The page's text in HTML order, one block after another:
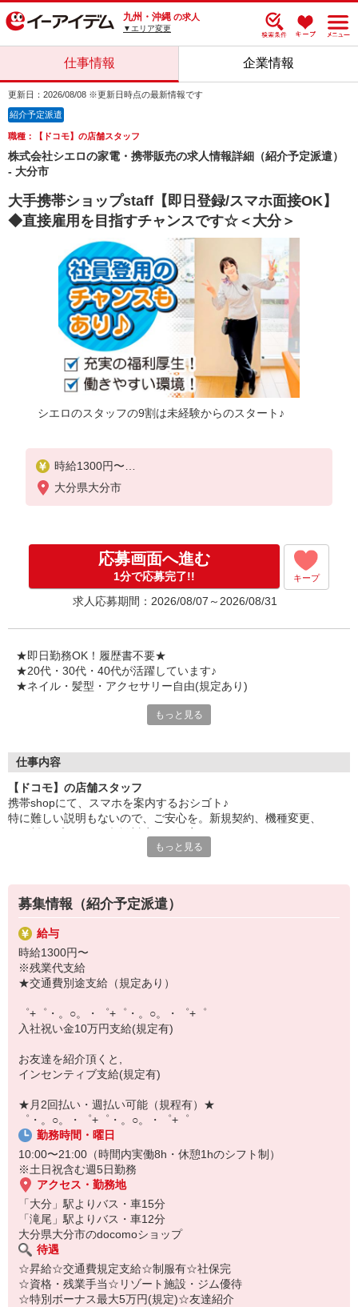
九州・沖縄 の求人
▼エリア変更
仕事情報 企業情報
更新日：2026/08/08 ※更新日時点の最新情報です
紹介予定派遣
職種：【ドコモ】の店舗スタッフ
株式会社シエロの家電・携帯販売の求人情報詳細（紹介予定派遣）
- 大分市
大手携帯ショップstaff【即日登録/スマホ面接OK】
◆直接雇用を目指すチャンスです☆＜大分＞
シエロのスタッフの9割は未経験からのスタート♪
時給1300円〜
※残業代支給
★交通費別途支給（規定あり）
入社祝い金10万円支給(規定有)
お友達を紹介頂くと,
インセンティブ支給(規定有)
゜・。○。・゜+゜・。○。・゜+゜
大分県大分市
応募画面へ進む
1分で応募完了!! キープ
求人応募期間：2026/08/07～2026/08/31
★即日勤務OK！履歴書不要★
★20代・30代・40代が活躍しています♪
★ネイル・髪型・アクセサリー自由(規定あり)
各キャリアの新機種が特別価格で購入OK！！
特別割引価格でご利用可能☆
お得に過ごしたいあなたの味方です♪
【選べるお仕事いろいろ】
事務、経理、データ入力、コールセンター、受付
▼工場・製造・軽作業系
機械/食品製造・梱包・仕分け・加工・組立・検査
▼美容系
眉毛サロンのアイブロウ・ネイリスト・エステ
▼営業・販売
法人営業・アパレル販売・個別指導塾・人材紹介
▼人気案件も多数♪
短期・期間限定・オープニング・官公庁案件
上場/優良/大手企業など
【スマホ面接実施中】
￣￣￣￣￣￣￣￣￣
自宅に居ながらスマホでカンタン面接OK！
オンライン面談なのでスピード対応。
即日登録もOK♪
気になった方はお気軽にご相談ください！
もっと見る
仕事内容
【ドコモ】の店舗スタッフ
携帯shopにて、スマホを案内するおシゴト♪
特に難しい説明もないので、ご安心を。新規契約、機種変更、
満足度◎
■携帯やインターネット販売業務
docomo(ドコモ)/au(エーユー)・KDDI/softbank(ソフトバンク)など
の大手キャリアから
ワイモバイル(Y!mobille)、楽天モバイル、UQなど格安スマホまで幅
広く紹介可能♪
もっと見る
募集情報（紹介予定派遣）
給与
時給1300円〜
※残業代支給
★交通費別途支給（規定あり）
゜+゜・。○。・゜+゜・。○。・゜+゜
入社祝い金10万円支給(規定有)
お友達を紹介頂くと,
インセンティブ支給(規定有)
★月2回払い・週払い可能（規程有）★
゜・。○。・゜+゜・。○。・゜+゜
勤務時間・曜日
10:00〜21:00（時間内実働8h・休憩1hのシフト制）
※土日祝含む週5日勤務
アクセス・勤務地
「大分」駅よりバス・車15分
「滝尾」駅よりバス・車12分
大分県大分市のdocomoショップ
待遇
☆昇給☆交通費規定支給☆制服有☆社保完
☆資格・残業手当☆リゾート施設・ジム優待
☆特別ボーナス最大5万円(規定)☆友達紹介